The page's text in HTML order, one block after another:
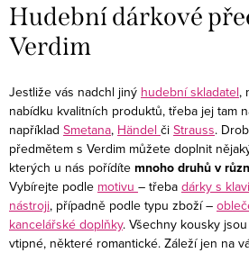
í
p
r
v
k
y
v
ý
p
i
s
Hudební dárkové
Verdim
Jestliže vás nadchl jiný hudební skladatel,
nabídku kvalitních produktů, třeba jej tam
například Smetana, Händel či Strauss.
předmětem s Verdim můžete doplnit
kterých u nás pořídíte mnoho druhů v
Vybírejte podle motivu – třeba dárky s
nástroji, případně podle typu zboží –
kancelářské doplňky. Všechny kousky jsou
vtipné, některé romantické. Záleží jen na